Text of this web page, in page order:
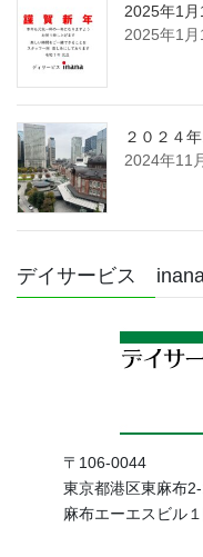
2025年1
2025年1月
２０２４
2024年11
デイサービス
〒106-0044
東京都港区東麻布2-
麻布エーエスビル１